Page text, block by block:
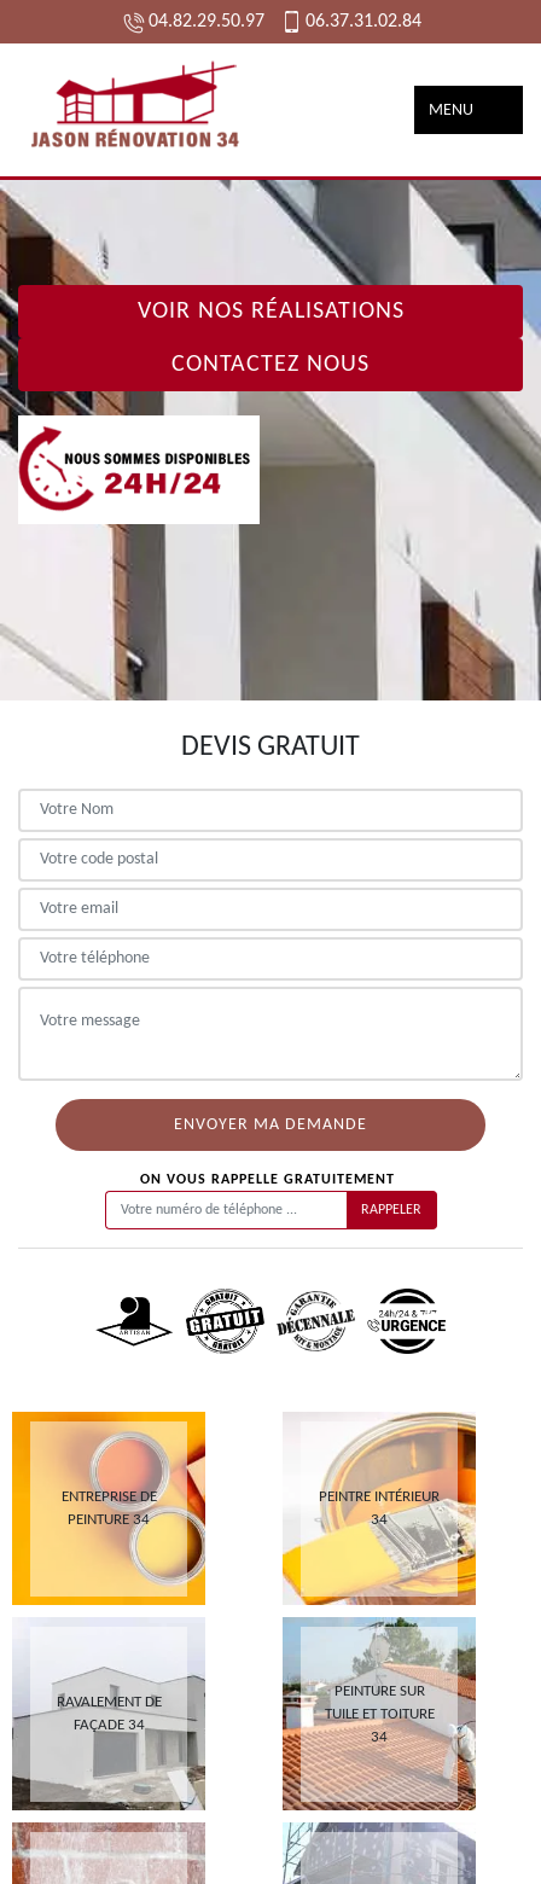
04.82.29.50.97 06.37.31.02.84
MENU
VOIR NOS RÉALISATIONS
CONTACTEZ NOUS
DEVIS GRATUIT
ON VOUS RAPPELLE GRATUITEMENT
ENTREPRISE DE
PEINTURE 34
PEINTRE INTÉRIEUR
34
RAVALEMENT DE
FAÇADE 34
PEINTURE SUR
TUILE ET TOITURE
34